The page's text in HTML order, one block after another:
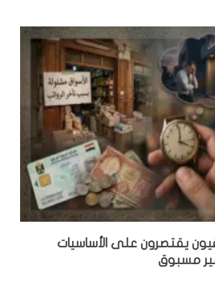
يقتصرون على الأساسيات
مسبوق